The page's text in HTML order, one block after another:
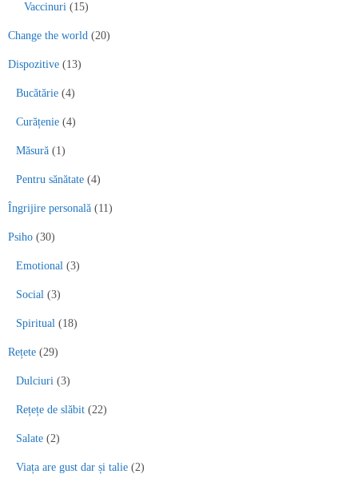
Vaccinuri (15)
Change the world (20)
Dispozitive (13)
Bucătărie (4)
Curățenie (4)
Măsură (1)
Pentru sănătate (4)
Îngrijire personală (11)
Psiho (30)
Emotional (3)
Social (3)
Spiritual (18)
Rețete (29)
Dulciuri (3)
Rețețe de slăbit (22)
Salate (2)
Viața are gust dar și talie (2)